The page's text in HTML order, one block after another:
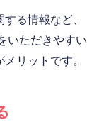
る情報など、
いただきやすい
リットです。